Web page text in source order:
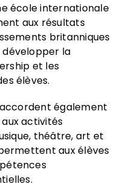
école internationale
aux résultats
britanniques
la
et les
élèves.
également
activités
théâtre, art et
aux élèves